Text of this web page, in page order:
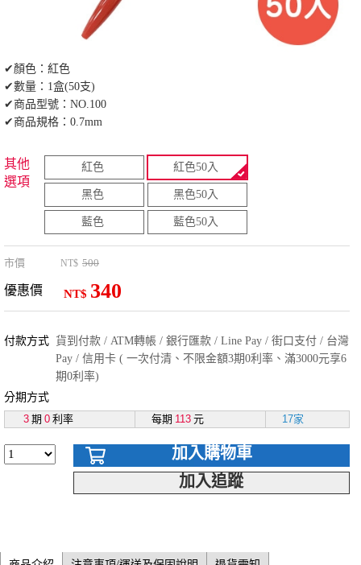
✔顏色：紅色
✔數量：1盒(50支)
✔商品型號：NO.100
✔商品規格：0.7mm
其他
選項
紅色 紅色50入
黑色 黑色50入
藍色 藍色50入
市價 NT$ 500
優惠價 NT$ 340
付款方式 貨到付款 / ATM轉帳 / 銀行匯款 / Line Pay / 街口支付 / 台灣
Pay / 信用卡 ( 一次付清、不限金額3期0利率、滿3000元享6
期0利率)
分期方式
3 期 0 利率 每期 113 元 17家
加入購物車
加入追蹤